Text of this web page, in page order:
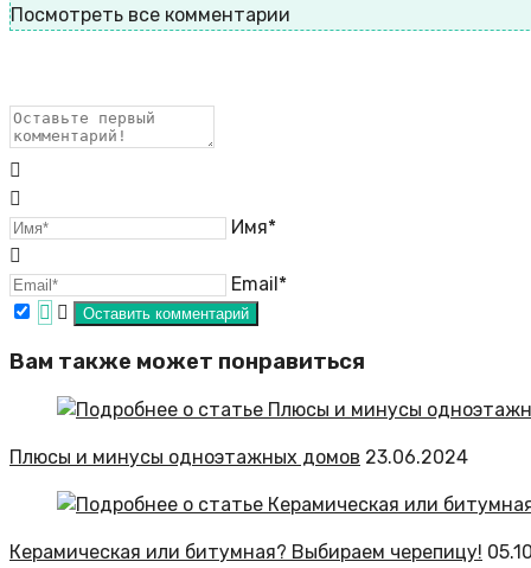
Посмотреть все комментарии
Имя*
Email*
Вам также может понравиться
Плюсы и минусы одноэтажных домов 23.06.2024
Керамическая или битумная? Выбираем черепицу!